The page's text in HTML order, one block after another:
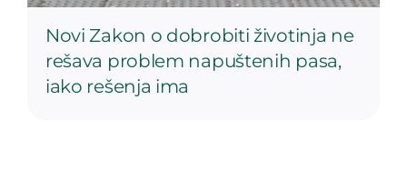
Novi Zakon o dobrobiti životinja ne
rešava problem napuštenih pasa,
iako rešenja ima